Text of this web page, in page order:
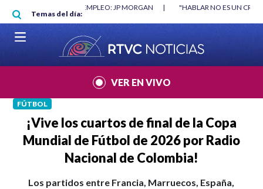
Pasar al contenido principal
Temas del día:
"HABLAR NO ES UN CRIMEN": CARTA DE BETO CORAL |
VER EN VIVO
FÚTBOL
¡Vive los cuartos de final de la Copa
Mundial de Fútbol de 2026 por Radio
Nacional de Colombia!
Los partidos entre Francia, Marruecos, España,